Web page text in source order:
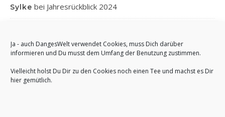
Ja - auch DangesWelt verwendet Cookies, muss Dich darüber
informieren und Du musst dem Umfang der Benutzung zustimmen.
Vielleicht holst Du Dir zu den Cookies noch einen Tee und machst es Dir
hier gemütlich.
Sylke bei Jahresrückblick 2024
AnettbeiJahresrückblick 2024